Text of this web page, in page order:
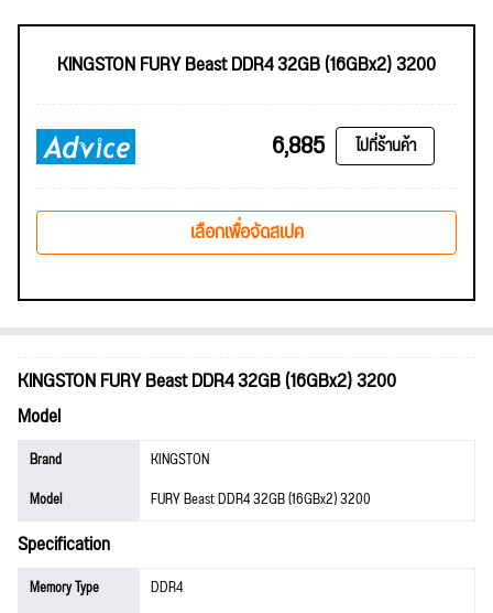
KINGSTON FURY Beast DDR4 32GB (16GBx2) 3200
6,885 ไปที่ร้านค้า
เลือกเพื่อจัดสเปค
KINGSTON FURY Beast DDR4 32GB (16GBx2) 3200
Model
Brand
KINGSTON
Model
FURY Beast DDR4 32GB (16GBx2) 3200
Specification
Memory Type
DDR4